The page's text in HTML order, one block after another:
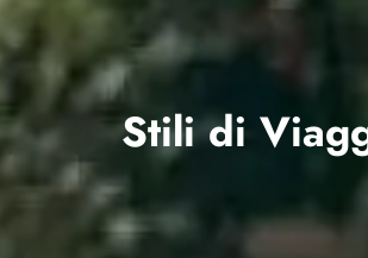
Stili di